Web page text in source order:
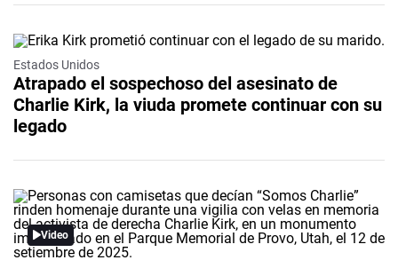
Estados Unidos
Atrapado el sospechoso del asesinato de
Charlie Kirk, la viuda promete continuar con su
legado
Video